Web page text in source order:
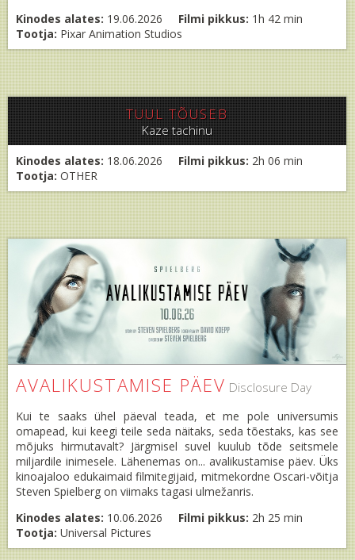
Kinodes alates: 19.06.2026 Filmi pikkus: 1h 42 min
Tootja: Pixar Animation Studios
TUUL TÕUSEB
Kaze tachinu
Kinodes alates: 18.06.2026 Filmi pikkus: 2h 06 min
Tootja: OTHER
AVALIKUSTAMISE PÄEV Disclosure Day
Kui te saaks ühel päeval teada, et me pole universumis
omapead, kui keegi teile seda näitaks, seda tõestaks, kas see
mõjuks hirmutavalt? Järgmisel suvel kuulub tõde seitsmele
miljardile inimesele. Lähenemas on... avalikustamise päev. Üks
kinoajaloo edukaimaid filmitegijaid, mitmekordne Oscari-võitja
Steven Spielberg on viimaks tagasi ulmežanris.
Kinodes alates: 10.06.2026 Filmi pikkus: 2h 25 min
Tootja: Universal Pictures